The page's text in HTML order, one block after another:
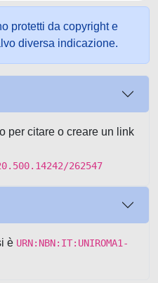
protetti da copyright e
diversa indicazione.
per citare o creare un link
262547
è URN:NBN:IT:UNIROMA1-